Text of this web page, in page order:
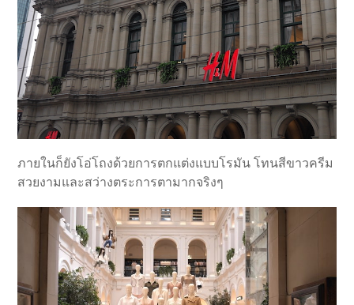
ภายในก็ยังโอ่โถงด้วยการตกแต่งแบบโรมัน โทนสีขาวครีม
สวยงามและสว่างตระการตามากจริงๆ